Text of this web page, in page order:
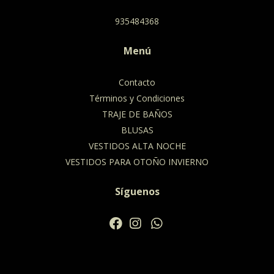
935484368
Menú
Contacto
Términos y Condiciones
TRAJE DE BAÑOS
BLUSAS
VESTIDOS ALTA NOCHE
VESTIDOS PARA OTOÑO INVIERNO
Síguenos